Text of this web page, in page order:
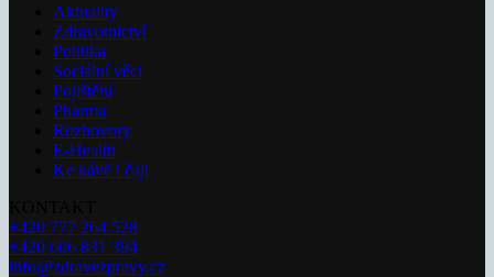
Aktuality
Zdravotnictví
Politika
Sociální věci
Pojištění
Pharma
Rozhovory
E-Health
Ke kávě i čaji
+420 777 264 528
+420 606 831 394
info@zdravezpravy.cz